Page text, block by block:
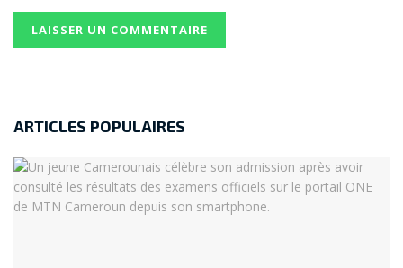
ARTICLES POPULAIRES